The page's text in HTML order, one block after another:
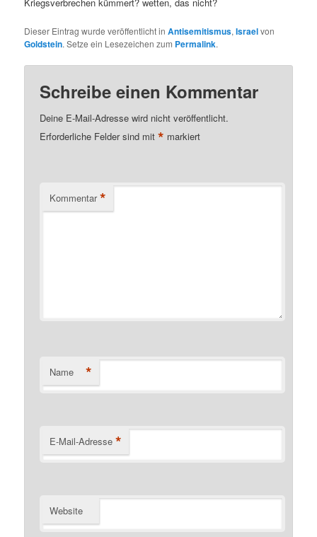
Dieser Eintrag wurde veröffentlicht inAntisemitismus,Israelvon
Goldstein. Setze ein Lesezeichen zum Permalink.
Schreibe einen Kommentar
Deine E-Mail-Adresse wird nicht veröffentlicht.
Erforderliche Felder sind mit* markiert
Kommentar *
Name *
E-Mail-Adresse *
Website